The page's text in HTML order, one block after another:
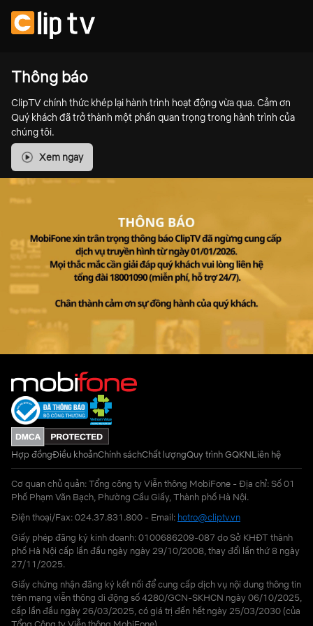
Thông báo
ClipTV chính thức khép lại hành trình hoạt động vừa qua. Cảm ơn
Quý khách đã trở thành một phần quan trọng trong hành trình của
chúng tôi.
Xem ngay
Hợp đồngĐiều khoảnChính sáchChất lượngQuy trình GQKNLiên hệ
Cơ quan chủ quản: Tổng công ty Viễn thông MobiFone - Địa chỉ: Số 01
Phố Phạm Văn Bạch, Phường Cầu Giấy, Thành phố Hà Nội.
Điện thoại/Fax: 024.37.831.800 - Email: hotro@cliptv.vn
Giấy phép đăng ký kinh doanh: 0100686209-087 do Sở KHĐT thành
phố Hà Nội cấp lần đầu ngày ngày 29/10/2008, thay đổi lần thứ 8 ngày
27/11/2025.
Giấy chứng nhận đăng ký kết nối để cung cấp dịch vụ nội dung thông tin
trên mạng viễn thông di động số 4280/GCN-SKHCN ngày 06/10/2025,
cấp lần đầu ngày 26/03/2025, có giá trị đến hết ngày 25/03/2030 (của